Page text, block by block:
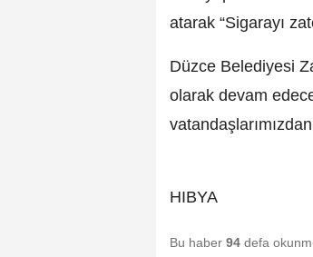
atarak “Sigarayı
Düzce Belediyesi
olarak devam
HIBYA
Bu haber 94 defa